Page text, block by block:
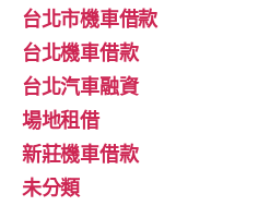
台北市機車借款
台北機車借款
台北汽車融資
場地租借
新莊機車借款
未分類